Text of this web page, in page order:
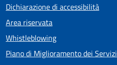
Dichiarazione di accessibilità
Area riservata
Whistleblowing
Piano di Miglioramento dei Servizi